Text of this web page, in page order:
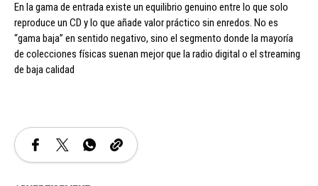
En la gama de entrada existe un equilibrio genuino entre lo que solo
reproduce un CD y lo que añade valor práctico sin enredos. No es
“gama baja” en sentido negativo, sino el segmento donde la mayoría
de colecciones físicas suenan mejor que la radio digital o el streaming
de baja calidad